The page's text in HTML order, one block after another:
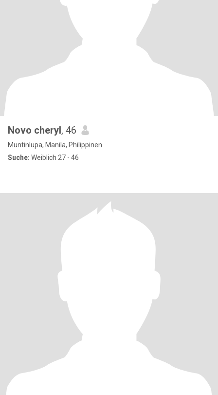
Novo cheryl, 46
Muntinlupa, Manila, Philippinen
Suche: Weiblich 27 - 46